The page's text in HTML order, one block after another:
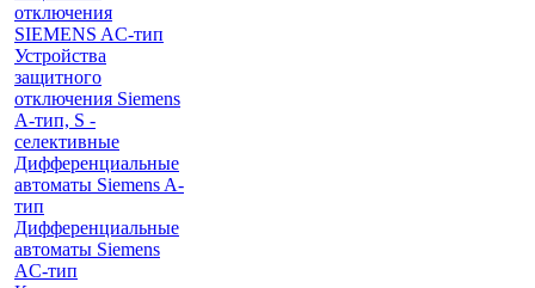
отключения
SIEMENS AС-тип
Устройства
защитного
отключения Siemens
A-тип, S -
селективные
Дифференциальные
автоматы Siemens A-
тип
Дифференциальные
автоматы Siemens
AС-тип